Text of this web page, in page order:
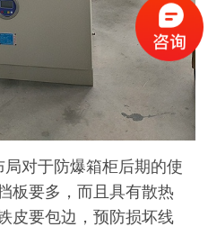
对于防爆箱柜后期的使
板要多，而且具有散热
皮要包边，预防损坏线